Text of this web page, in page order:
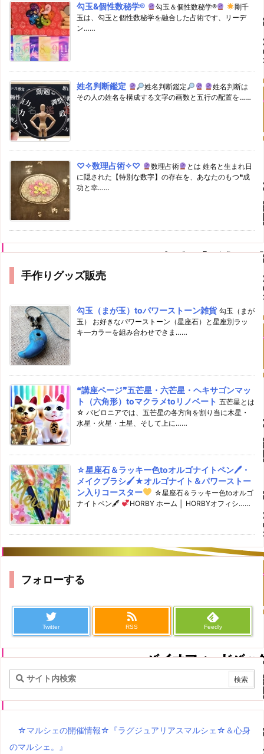
勾玉&個性数秘学® 勾玉＆個性数秘学®
剛千
玉は、勾玉と個性数秘学を融合した占術です、リーデ
ン……
姓名判断鑑定 姓名判断鑑定
姓名判断は
その人の姓名を構成する文字の画数と五行の配置を……
♡✧数理占術✧♡ 数理占術
とは 姓名と生まれ日
に隠された【特別な数字】の存在を、あなたのもつ❝成
功と幸……
手作りグッズ販売
勾玉（まが玉）toパワーストーン雑貨 勾玉（まが
玉） お好きなパワーストーン（星座石）と星座別ラッ
キ―カラーを組み合わせできま……
❝講座ページ❞五芒星・六芒星・ヘキサゴンマッ
ト（六角形）toマクラメtoリノベート 五芒星とは
☆ バビロニアでは、五芒星の各方向を割り当に木星・
水星・火星・土星、そして上に……
☆星座石＆ラッキー色toオルゴナイトペン🖊・
メイクブラシ🖌★オルゴナイト＆パワーストー
ン入りコースター
☆星座石＆ラッキー色toオルゴ
ナイトペン🖋
HORBY ホーム │ HORBYオフィシ……
フォローする
Twitter RSS Feedly
☆マルシェの開催情報☆『ラグジュアリアスマルシェ☆＆心身
のマルシェ。』